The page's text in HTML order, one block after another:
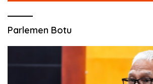
Parlemen Botu